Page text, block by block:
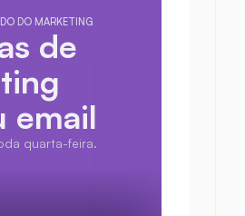
DO MARKETING
de
email
quarta-feira.